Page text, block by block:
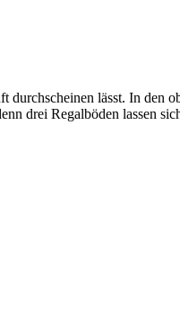
lässt. In den
drei Regalböden lassen